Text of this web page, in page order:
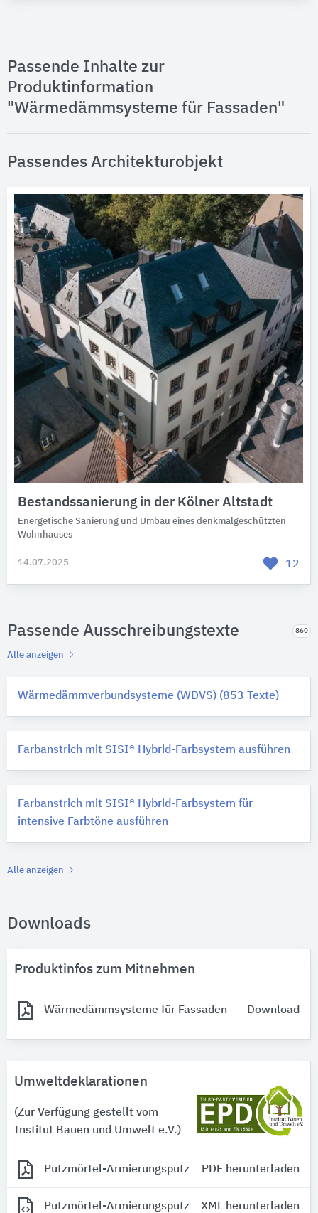
Passende Inhalte zur
Produktinformation
"Wärmedämmsysteme für Fassaden"
Passendes Architekturobjekt
Bestandssanierung in der Kölner Altstadt
Energetische Sanierung und Umbau eines denkmalgeschützten
Wohnhauses
14.07.2025 12
Passende Ausschreibungstexte 860
Alle anzeigen
Wärmedämmverbundsysteme (WDVS) (853 Texte)
Farbanstrich mit SISI® Hybrid-Farbsystem ausführen
Farbanstrich mit SISI® Hybrid-Farbsystem für
intensive Farbtöne ausführen
Alle anzeigen
Downloads
Produktinfos zum Mitnehmen
Wärmedämmsysteme für Fassaden Download
Umweltdeklarationen
(Zur Verfügung gestellt vom
Institut Bauen und Umwelt e.V.)
Putzmörtel-Armierungsputz PDF herunterladen
Putzmörtel-Armierungsputz XML herunterladen